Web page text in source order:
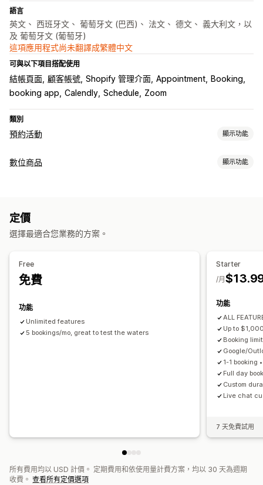
語言
英文、 西班牙文、 葡萄牙文 (巴西)、 法文、 德文、 義大利文，以
及 葡萄牙文 (葡萄牙)
這項應用程式尚未翻譯成繁體中文
可與以下項目搭配使用
結帳頁面 顧客帳號 Shopify 管理介面 Appointment
Booking
booking app Calendly Schedule Zoom
類別
預約活動 顯示功能
活動類型
日曆
活動報到 資料同步處理
自訂
預約頁面
數位商品 顯示功能
檔案安全性
IP 限制 密碼保護
定價
選擇最適合您業務的方案。
Free
免費
功能
Unlimited features
5 bookings/mo, great to test the waters
Starter
/月
功能
ALL
Up to
Booking
Google/
1-1 booking
Full day
Custom
Live chat
7 天免費試用
所有費用均以 USD 計價。 定期費用和依使用量計費方案，均以 30 天為週期
收費。 查看所有定價選項